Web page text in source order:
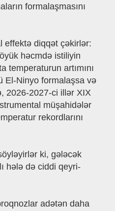
formalaşmasını
effektə diqqət çəkirlər:
həcmdə istiliyin
temperaturun artımını
El-Ninyo formalaşsa və
2026-2027-ci illər XIX
müşahidələr
rekordlarını
ki, gələcək
hələ də ciddi qeyri-
adətən daha